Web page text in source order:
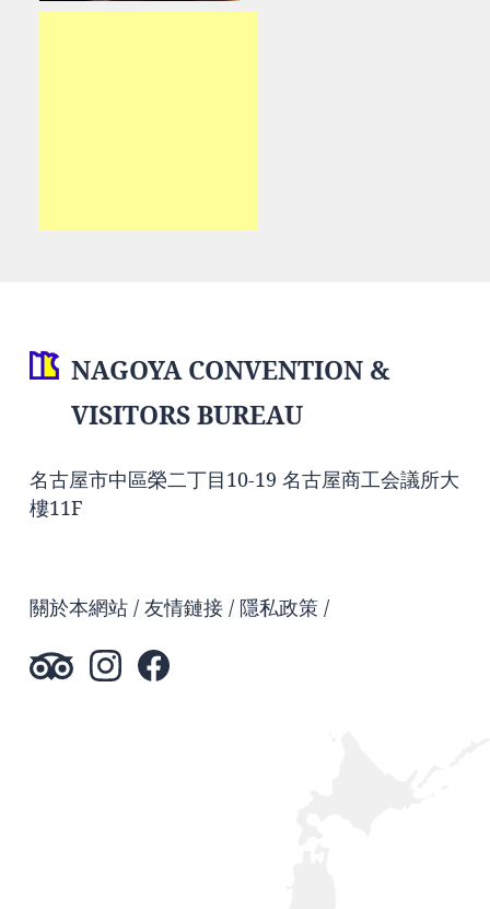
NAGOYA CONVENTION &
VISITORS BUREAU
名古屋市中區榮二丁目10-19 名古屋商工会議所大
樓11F
關於本網站 友情鏈接 隱私政策